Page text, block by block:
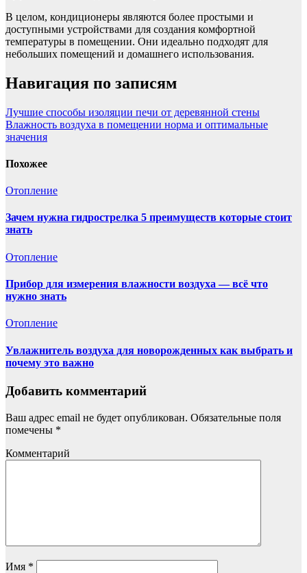
В целом, кондиционеры являются более простыми и
доступными устройствами для создания комфортной
температуры в помещении. Они идеально подходят для
небольших помещений и домашнего использования.
Навигация по записям
Лучшие способы изоляции печи от деревянной стены
Влажность воздуха в помещении норма и оптимальные
значения
Похожее
Отопление
Зачем нужна гидрострелка 5 преимуществ которые стоит
знать
Отопление
Прибор для измерения влажности воздуха — всё что
нужно знать
Отопление
Увлажнитель воздуха для новорожденных как выбрать и
почему это важно
Добавить комментарий
Ваш адрес email не будет опубликован. Обязательные поля
помечены *
Комментарий
Имя *